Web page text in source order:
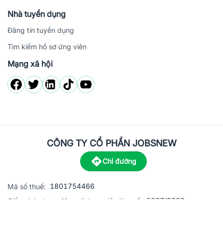
Nhà tuyển dụng
Đăng tin tuyển dụng
Tìm kiếm hồ sơ ứng viên
Mạng xã hội
CÔNG TY CỔ PHẦN JOBSNEW
Chỉ đường
Mã số thuế: 1801754466
Giấy phép hoạt động dịch vụ việc làm số:
5867/2023